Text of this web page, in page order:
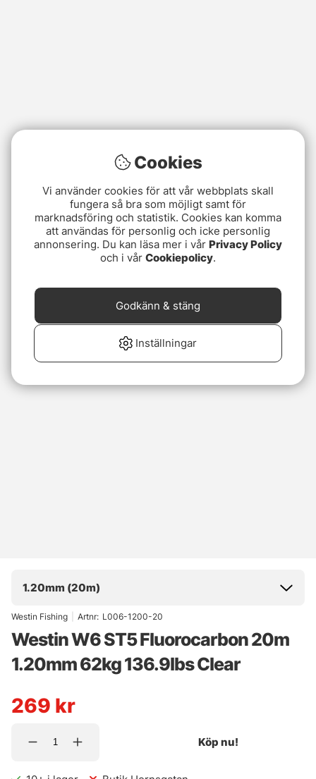
1.20mm (20m)
Westin Fishing Artnr: L006-1200-20
Westin W6 ST5 Fluorocarbon 20m
1.20mm 62kg 136.9lbs Clear
269 kr
Köp nu!
Cookies
Vi använder cookies för att vår webbplats skall
fungera så bra som möjligt samt för
marknadsföring och statistik. Cookies kan komma
att användas för personlig och icke personlig
annonsering. Du kan läsa mer i vår Privacy Policy
och i vår Cookiepolicy.
Inställningar
Godkänn & stäng